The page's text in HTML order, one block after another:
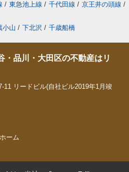
/ 東急池上線 / 千代田線 / 京王井の頭線 /
小山 / 下北沢 / 千歳船橋
・品川・大田区の不動産はリ
11 リードビル(自社ビル2019年1月竣
ーム